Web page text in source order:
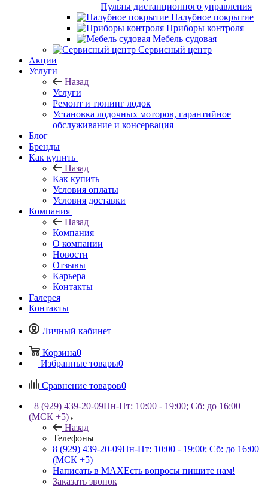
Пульты дистанционного управления
Палубное покрытие
Приборы контроля
Мебель судовая
Сервисный центр
Акции
Услуги
Назад
Услуги
Ремонт и тюнинг лодок
Установка лодочных моторов, гарантийное
обслуживание и консервация
Блог
Бренды
Как купить
Назад
Как купить
Условия оплаты
Условия доставки
Компания
Назад
Компания
О компании
Новости
Отзывы
Карьера
Контакты
Галерея
Контакты
Личный кабинет
Корзина0
Избранные товары0
Сравнение товаров0
8 (929) 439-20-09Пн-Пт: 10:00 - 19:00; Сб: до 16:00
(МСК +5)
Назад
Телефоны
8 (929) 439-20-09Пн-Пт: 10:00 - 19:00; Сб: до 16:00
(МСК +5)
Написать в MAXЕсть вопросы пишите нам!
Заказать звонок